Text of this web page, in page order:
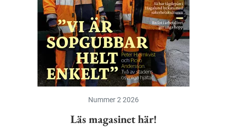
Nummer 2 2026
Läs magasinet här!